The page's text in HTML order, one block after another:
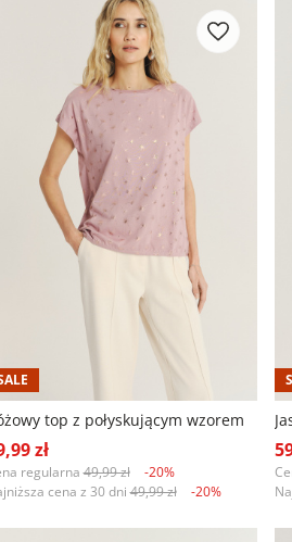
top z połyskującym wzorem
zł
regularna49,99 zł
-20%
cena z 30 dni49,99 zł -20%